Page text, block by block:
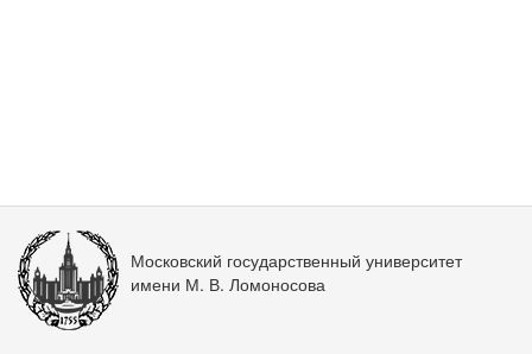
Московский государственный университет
имени М. В. Ломоносова